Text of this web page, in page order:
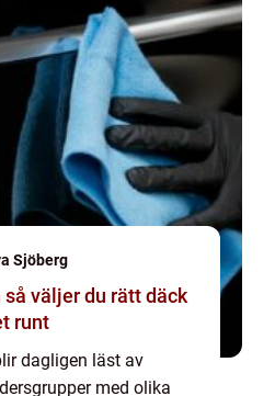
Sjöberg
runt
dagligen läst av
med olika